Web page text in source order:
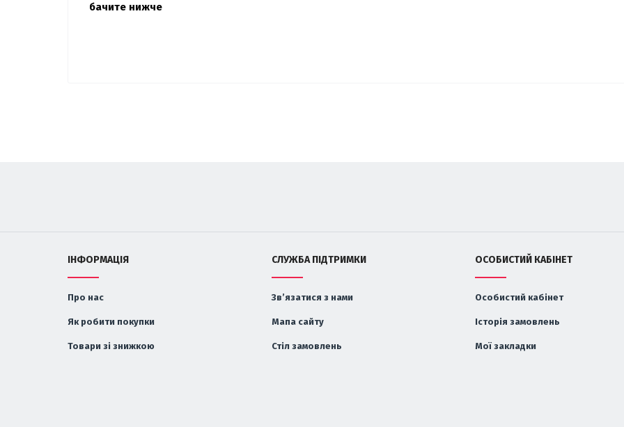
бачите нижче
ІНФОРМАЦІЯ
Про нас
Як робити покупки
Товари зі знижкою
СЛУЖБА ПІДТРИМКИ
Зв’язатися з нами
Мапа сайту
Стіл замовлень
ОСОБИСТИЙ КАБІНЕТ
Особистий кабінет
Історія замовлень
Мої закладки